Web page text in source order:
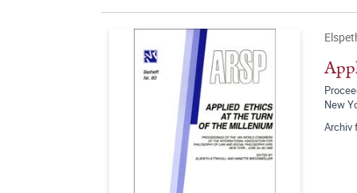
New
Archiv